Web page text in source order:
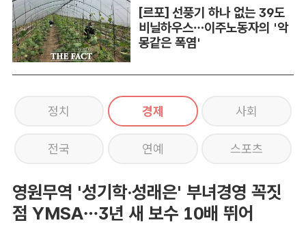
[르포] 선풍기 하나 없는 39도
비닐하우스…이주노동자의 '악
몽같은 폭염'
정치 경제 사회
전국 연예 스포츠
영원무역 '성기학·성래은' 부녀경영 꼭짓
점 YMSA…3년 새 보수 10배 뛰어